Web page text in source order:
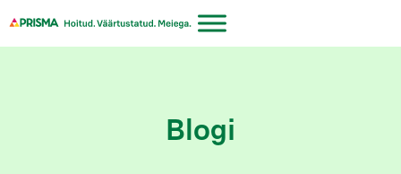
sisu
Blogi